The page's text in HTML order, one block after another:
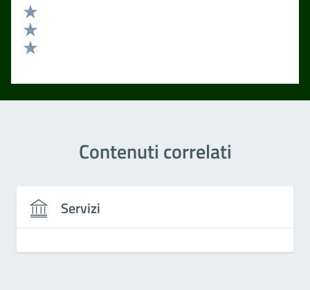
Valuta 4 stelle su 5
Valuta 3 stelle su 5
Valuta 2 stelle su 5
Contenuti correlati
Servizi